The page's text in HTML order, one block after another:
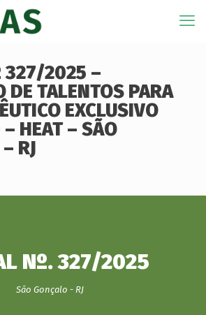
327/2025 –
DE TALENTOS PARA
EXCLUSIVO
– HEAT – SÃO
RJ
Nº. 327/2025
São Gonçalo - RJ